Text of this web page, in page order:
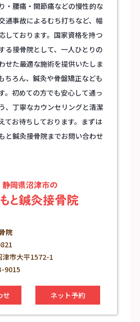
・腰痛・関節痛などの慢性的な
通事故によるむち打ちなど、幅
しております。国家資格を持つ
る接骨院として、一人ひとりの
せた最適な施術を提供いたしま
ちろん、鍼灸や骨盤矯正なども
。初めての方でも安心して通っ
、丁寧なカウンセリングと清潔
てお待ちしております。まずは
と鍼灸接骨院までお問い合わせ
院
津市大平1572-1
9015
せ ネット予約